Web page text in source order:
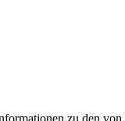
zu den von